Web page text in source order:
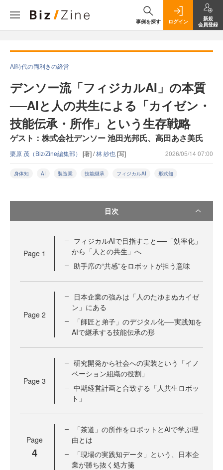
事例を探す ログイン
新規
会員登録
AI時代の両利きの経営
デンソー流「フィジカルAI」の本質
──AIと人の共生による「カイゼン・
技能伝承・所作」という生存戦略
ゲスト：株式会社デンソー 池田光邦氏、高田あさ美氏
栗原 茂（Biz/Zine編集部） [著] /林 紗也[写] 2026/05/14 07:00
身体知 AI 製造業 技能継承 フィジカルAI 形式知
目次
Page 1
フィジカルAIで目指すこと──「効率化」
から「人との共生」へ
助手席の“共感”をロボットが担う意味
Page 2
日本企業の強みは「人のたゆまぬカイゼ
ン」にある
「師匠と弟子」のデジタル化──実践知を
AIで継承する技能伝承の形
Page 3
研究開発から社会への実装という「イノ
ベーション組織の役割」
中期経営計画と合致する「人共生ロボッ
ト」
Page
4
「茶道」の所作をロボットとAIで学ぶ理
由とは
「現場の実践知データ」という、日本企
業が勝ち抜く処方箋